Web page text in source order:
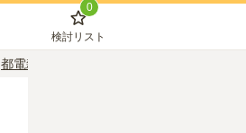
0
検討リスト
都電雑司ヶ谷駅のお墓（霊園・墓地）